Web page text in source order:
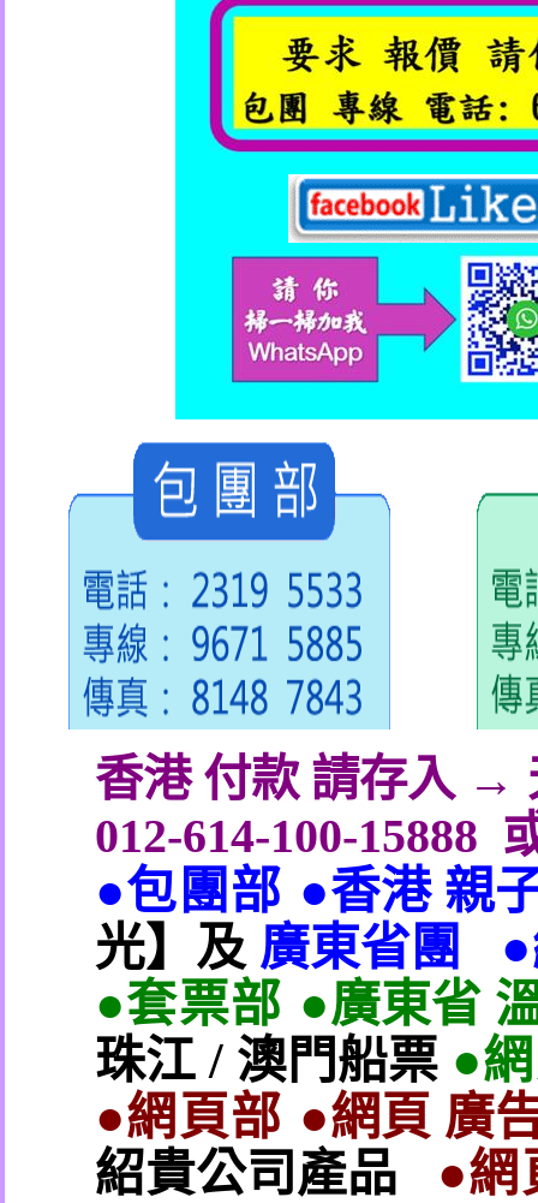
香港 付款 請存入 →
012-614-100-15888
●包團部 ●香港 親
光】及 廣東省團
●套票部 ●廣東省
珠江/ 澳門船票 ●
●網頁部 ●網頁 廣
紹貴公司產品
●網